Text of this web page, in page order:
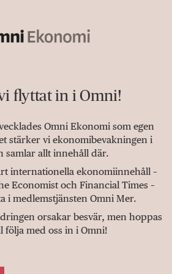
flyttat in i Omni!
Omni Ekonomi som egen
stärker vi ekonomibevakningen i
samlar allt innehåll där.
internationella ekonomiinnehåll –
Economist och Financial Times –
i medlemstjänsten Omni Mer.
orsakar besvär, men hoppas
följa med oss in i Omni!